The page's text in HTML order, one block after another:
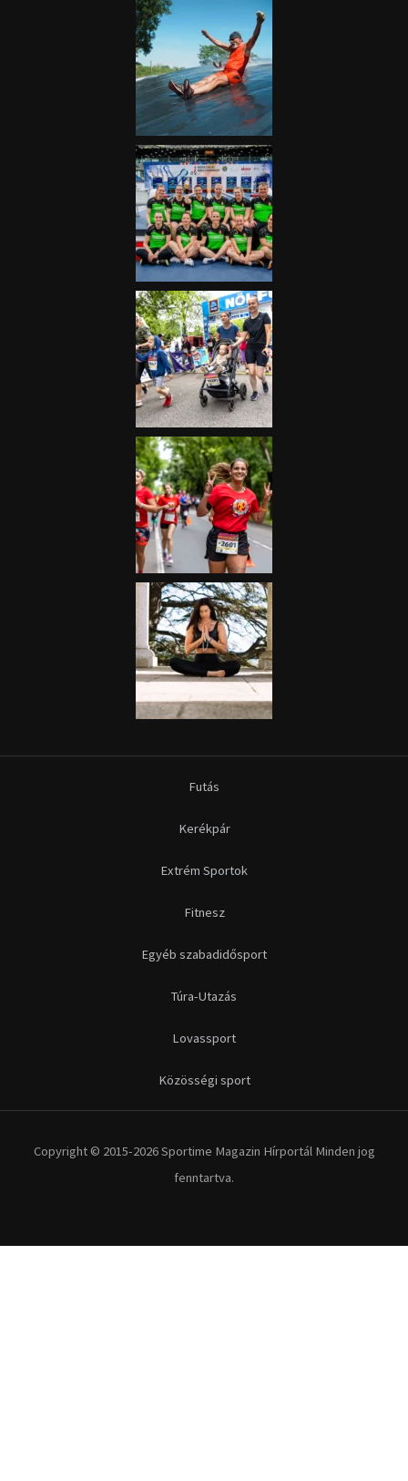
Futás
Kerékpár
Extrém Sportok
Fitnesz
Egyéb szabadidősport
Túra-Utazás
Lovassport
Közösségi sport
Copyright © 2015-2026 Sportime Magazin Hírportál Minden jog
fenntartva.